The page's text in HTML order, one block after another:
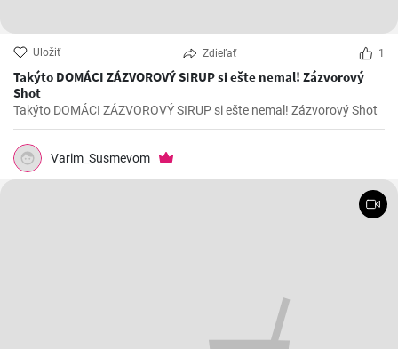
Uložiť Zdieľať 1
Takýto DOMÁCI ZÁZVOROVÝ SIRUP si ešte nemal! Zázvorový
Shot
Takýto DOMÁCI ZÁZVOROVÝ SIRUP si ešte nemal! Zázvorový Shot
Varim_Susmevom